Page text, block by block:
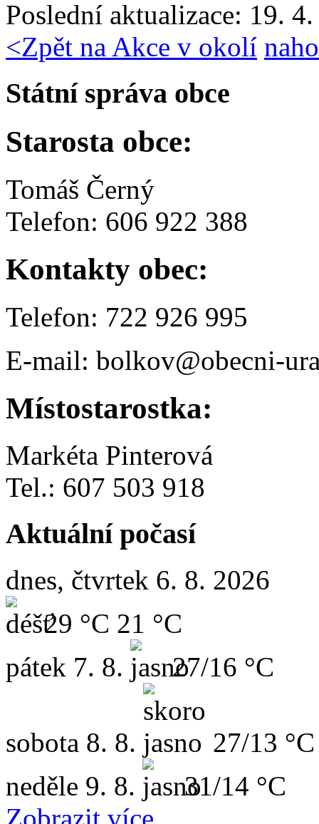
Poslední aktualizace: 19.
<Zpět na Akce v okolí
Státní správa obce
Starosta obce:
Tomáš Černý
Telefon: 606 922 388
Kontakty obec:
Telefon: 722 926 995
E-mail: bolkov@obecni-
Místostarostka:
Markéta Pinterová
Tel.: 607 503 918
Aktuální počasí
dnes, čtvrtek 6. 8. 2026
29 °C 21 °C
pátek 7. 8. 27/16 °C
sobota 8. 8.
27/13 °C
neděle 9. 8.
31/14 °C
Zobrazit více